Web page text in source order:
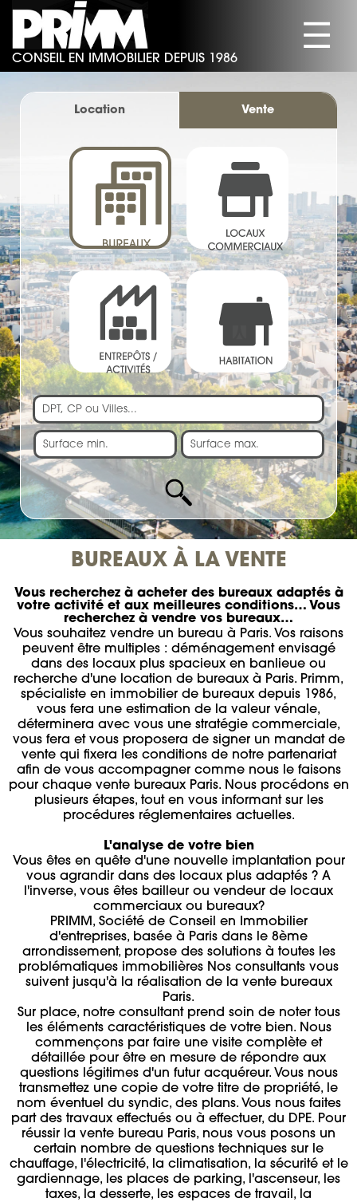
CONSEIL EN IMMOBILIER DEPUIS 1986
SOCIÉTÉ
COMMERCES
ACTIVITÉS/ENTREPÔTS
HABITATION
ACTUALITÉS
CONTACT
☰
Location Vente
BUREAUX À LA VENTE
Vous recherchez à acheter des bureaux adaptés à
votre activité et aux meilleures conditions… Vous
recherchez à vendre vos bureaux…
Vous souhaitez vendre un bureau à Paris. Vos raisons
peuvent être multiples : déménagement envisagé
dans des locaux plus spacieux en banlieue ou
recherche d'une location de bureaux à Paris. Primm,
spécialiste en immobilier de bureaux depuis 1986,
vous fera une estimation de la valeur vénale,
déterminera avec vous une stratégie commerciale,
vous fera et vous proposera de signer un mandat de
vente qui fixera les conditions de notre partenariat
afin de vous accompagner comme nous le faisons
pour chaque vente bureaux Paris. Nous procédons en
plusieurs étapes, tout en vous informant sur les
procédures réglementaires actuelles.
L'analyse de votre bien
Vous êtes en quête d'une nouvelle implantation pour
vous agrandir dans des locaux plus adaptés ? A
l'inverse, vous êtes bailleur ou vendeur de locaux
commerciaux ou bureaux?
PRIMM, Société de Conseil en Immobilier
d'entreprises, basée à Paris dans le 8ème
arrondissement, propose des solutions à toutes les
problématiques immobilières Nos consultants vous
suivent jusqu'à la réalisation de la vente bureaux
Paris.
Sur place, notre consultant prend soin de noter tous
les éléments caractéristiques de votre bien. Nous
commençons par faire une visite complète et
détaillée pour être en mesure de répondre aux
questions légitimes d'un futur acquéreur. Vous nous
transmettez une copie de votre titre de propriété, le
nom éventuel du syndic, des plans. Vous nous faites
part des travaux effectués ou à effectuer, du DPE. Pour
réussir la vente bureau Paris, nous vous posons un
certain nombre de questions techniques sur le
chauffage, l'électricité, la climatisation, la sécurité et le
gardiennage, les places de parking, l'ascenseur, les
taxes, la desserte, les espaces de travail, la